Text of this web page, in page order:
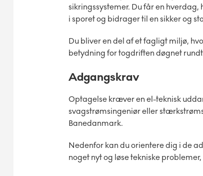
sikringssystemer. Du får en
i sporet og bidrager til en sikker og
Du bliver en del af et fagligt miljø,
betydning for togdriften døgnet
Adgangskrav
Optagelse kræver en el-teknisk
svagstrømsingeniør eller
Banedanmark.
Nedenfor kan du orientere dig i de
noget nyt og løse tekniske